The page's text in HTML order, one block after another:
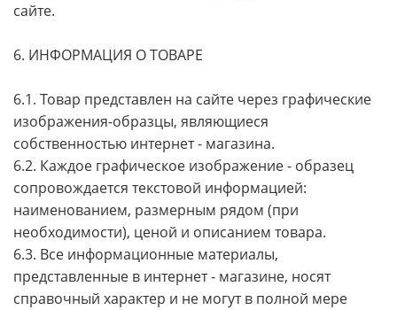
сайте.
6. ИНФОРМАЦИЯ О ТОВАРЕ
6.1. Товар представлен на сайте через графические
изображения-образцы, являющиеся
собственностью интернет - магазина.
6.2. Каждое графическое изображение - образец
сопровождается текстовой информацией:
наименованием, размерным рядом (при
необходимости), ценой и описанием товара.
6.3. Все информационные материалы,
представленные в интернет - магазине, носят
справочный характер и не могут в полной мере